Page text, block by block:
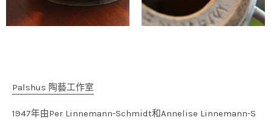
Palshus 陶藝工作室
1947年由Per Linnemann-Schmidt和Annelise Linnemann-S